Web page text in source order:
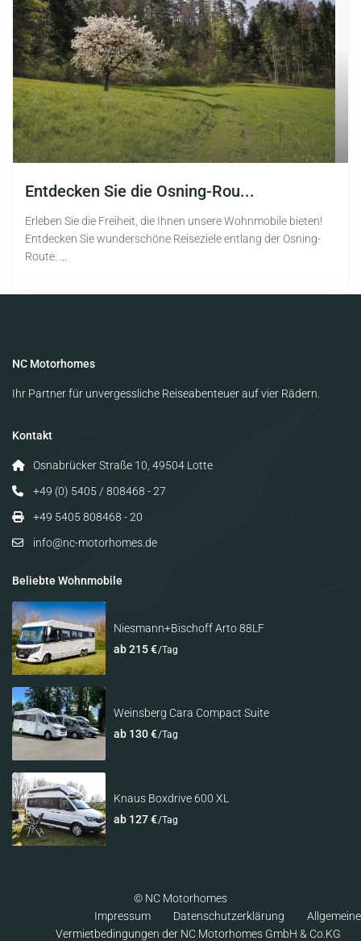
Entdecken Sie die Osning-Rou...
Erleben Sie die Freiheit, die Ihnen unsere Wohnmobile bieten!
Entdecken Sie wunderschöne Reiseziele entlang der Osning-
Route. ...
NC Motorhomes
Ihr Partner für unvergessliche Reiseabenteuer auf vier Rädern.
Kontakt
Osnabrücker Straße 10, 49504 Lotte
+49 (0) 5405 / 808468 - 27
+49 5405 808468 - 20
info@nc-motorhomes.de
Beliebte Wohnmobile
Niesmann+Bischoff Arto 88LF
ab 215 €/Tag
Weinsberg Cara Compact Suite
ab 130 €/Tag
Knaus Boxdrive 600 XL
ab 127 €/Tag
© NC Motorhomes
Impressum
Datenschutzerklärung
Allgemeine
Vermietbedingungen der NC Motorhomes GmbH & Co.KG